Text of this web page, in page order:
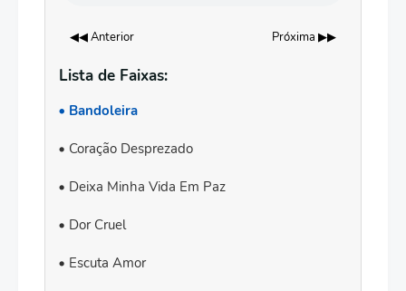
◀◀ Anterior Próxima ▶▶
Lista de Faixas:
Bandoleira
Coração Desprezado
Deixa Minha Vida Em Paz
Dor Cruel
Escuta Amor